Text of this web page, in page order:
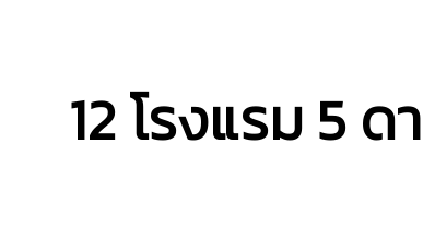
12 โรงแรม 5